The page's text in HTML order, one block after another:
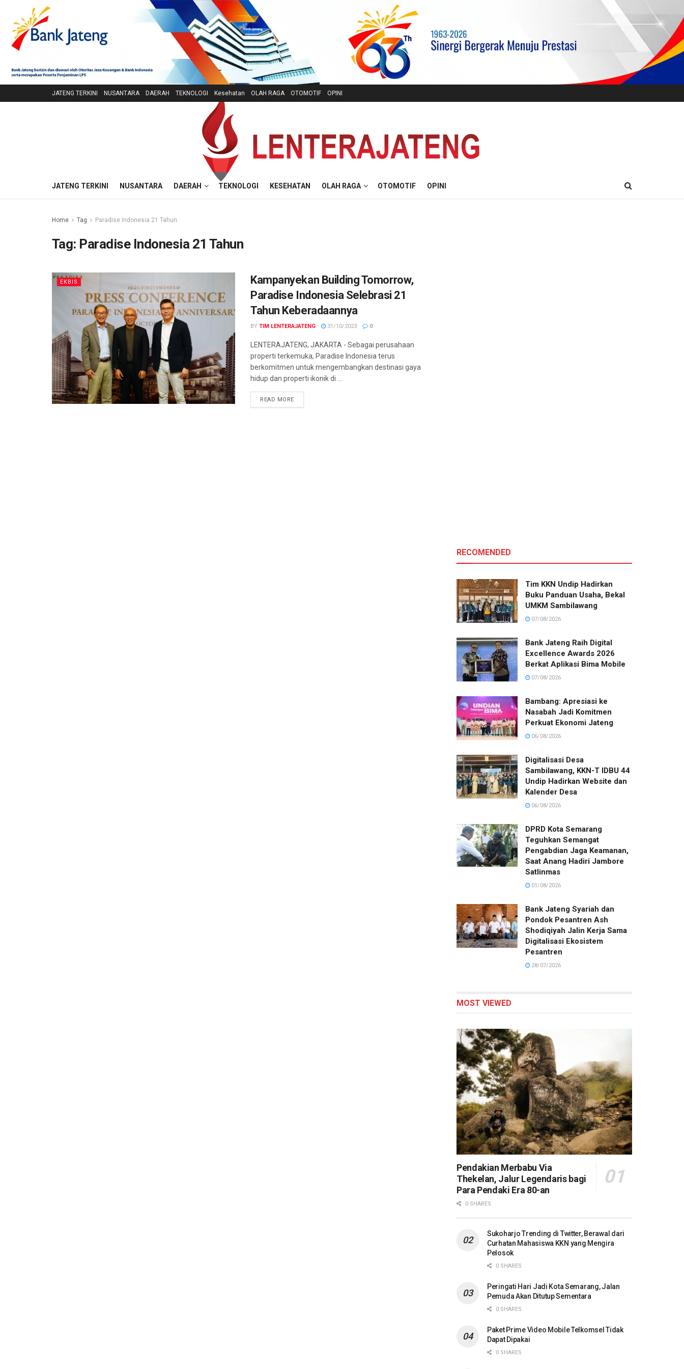
JATENG TERKINI NUSANTARA DAERAH TEKNOLOGI Kesehatan OLAH RAGA OTOMOTIF OPINI
JATENG TERKINI NUSANTARA DAERAH TEKNOLOGI KESEHATAN OLAH RAGA OTOMOTIF OPINI
Home Tag Paradise Indonesia 21 Tahun
Tag: Paradise Indonesia 21 Tahun
EKBIS
Kampanyekan Building Tomorrow,
Paradise Indonesia Selebrasi 21
Tahun Keberadaannya
BY TIM LENTERAJATENG 31/10/2023 0
LENTERAJATENG, JAKARTA - Sebagai perusahaan
properti terkemuka, Paradise Indonesia terus
berkomitmen untuk mengembangkan destinasi gaya
hidup dan properti ikonik di ...
READ MOREDETAILS
RECOMENDED
Tim KKN Undip Hadirkan
Buku Panduan Usaha, Bekal
UMKM Sambilawang
07/08/2026
Bank Jateng Raih Digital
Excellence Awards 2026
Berkat Aplikasi Bima Mobile
07/08/2026
Bambang: Apresiasi ke
Nasabah Jadi Komitmen
Perkuat Ekonomi Jateng
06/08/2026
Digitalisasi Desa
Sambilawang, KKN-T IDBU 44
Undip Hadirkan Website dan
Kalender Desa
06/08/2026
DPRD Kota Semarang
Teguhkan Semangat
Pengabdian Jaga Keamanan,
Saat Anang Hadiri Jambore
Satlinmas
01/08/2026
Bank Jateng Syariah dan
Pondok Pesantren Ash
Shodiqiyah Jalin Kerja Sama
Digitalisasi Ekosistem
Pesantren
28/07/2026
MOST VIEWED
Pendakian Merbabu Via
Thekelan, Jalur Legendaris bagi
Para Pendaki Era 80-an
0 SHARES
Sukoharjo Trending di Twitter, Berawal dari
Curhatan Mahasiswa KKN yang Mengira
Pelosok
0 SHARES
Peringati Hari Jadi Kota Semarang, Jalan
Pemuda Akan Ditutup Sementara
0 SHARES
Paket Prime Video Mobile Telkomsel Tidak
Dapat Dipakai
0 SHARES